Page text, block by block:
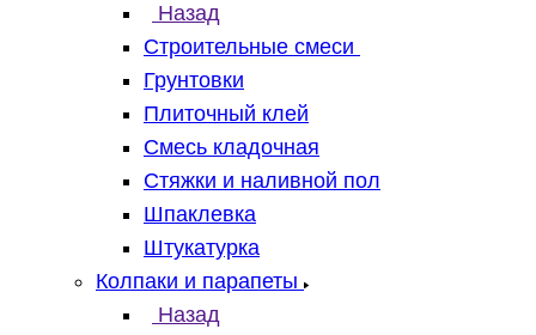
Назад
Строительные смеси
Грунтовки
Плиточный клей
Смесь кладочная
Стяжки и наливной пол
Шпаклевка
Штукатурка
Колпаки и парапеты
Назад